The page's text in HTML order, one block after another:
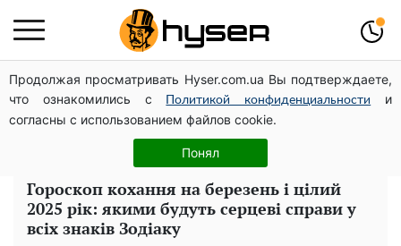
Продолжая просматривать Hyser.com.ua Вы подтверждаете,
что ознакомились с
Политикой конфиденциальности
и
согласны с использованием файлов cookie.
Понял
Гола Олена Тополя у цікавих позах змусила відвисати
щелепи: злив відео – було лише початком
Олена Тополя злив відео – це далеко не все: фронтмен
"Антитіла" Тарас Тополя став наступним
Гороскоп кохання на березень і цілий
2025 рік: якими будуть серцеві справи у
всіх знаків Зодіаку